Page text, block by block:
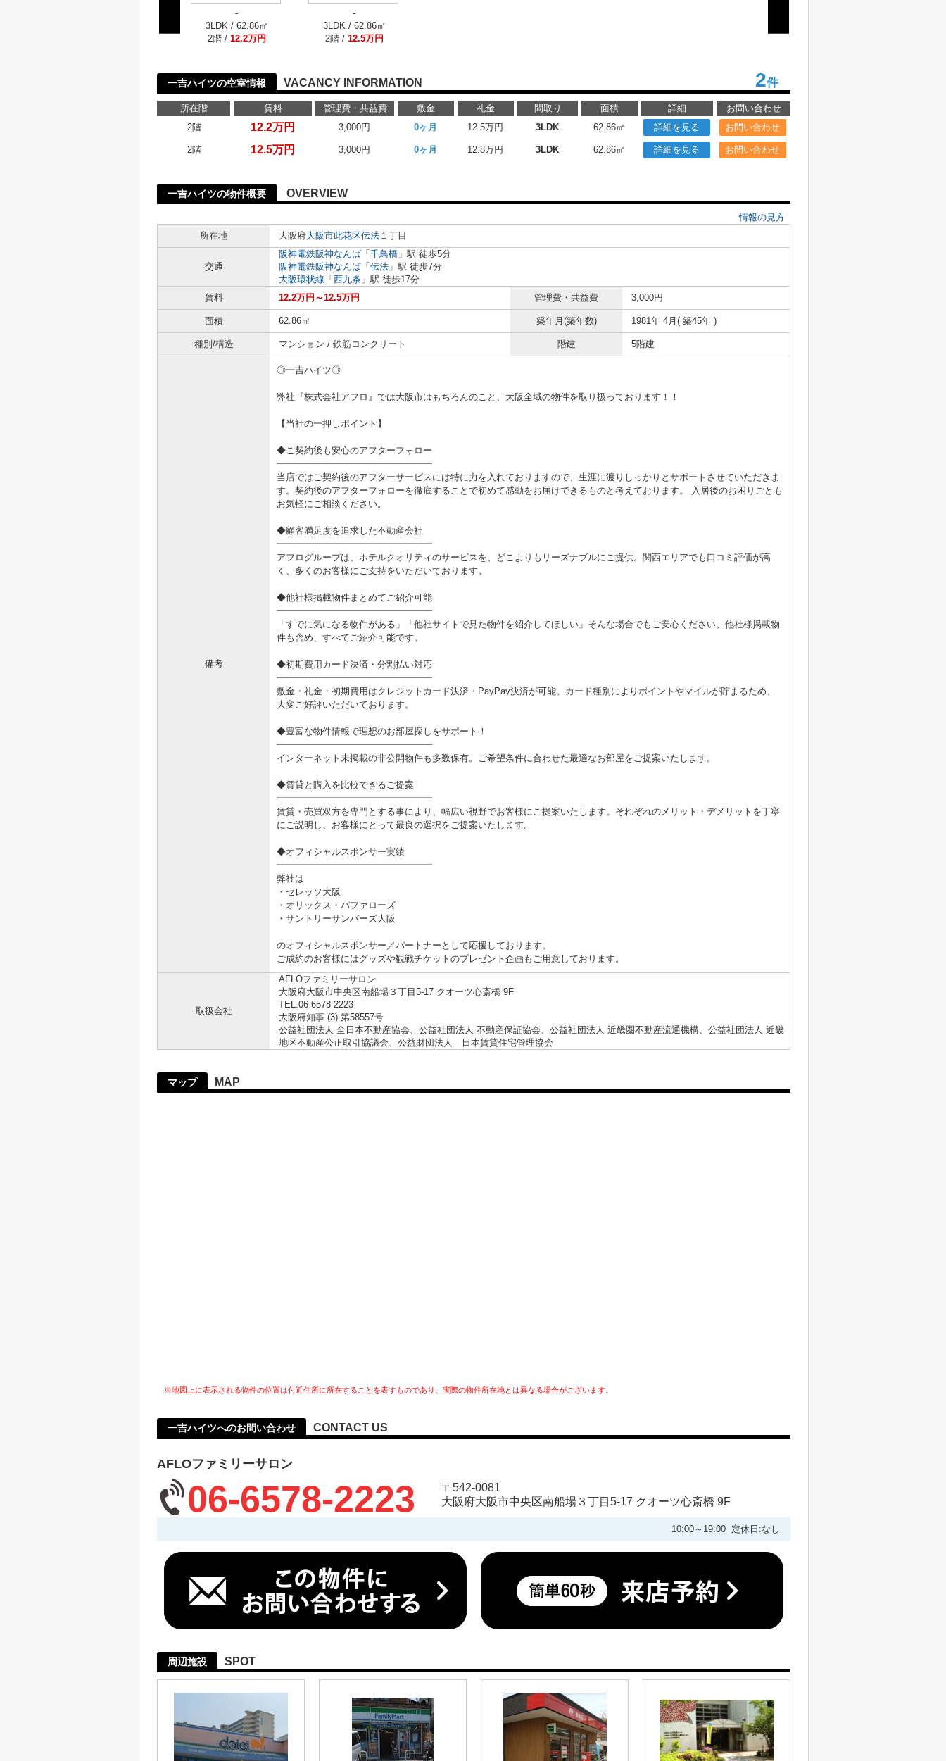
-
3LDK / 62.86㎡
2階 / 12.2万円
-
3LDK / 62.86㎡
2階 / 12.5万円
一吉ハイツの空室情報 VACANCY INFORMATION 2件
所在階 賃料 管理費・共益費 敷金 礼金 間取り 面積 詳細
お問い合わせ
2階
12.2万円 3,000円 0ヶ月 12.5万円 3LDK 62.86㎡ 詳細を見る お問い合わせ
2階 12.5万円 3,000円 0ヶ月 12.8万円 3LDK 62.86㎡ 詳細を見る お問い合わせ
一吉ハイツの物件概要 OVERVIEW
情報の見方
所在地
大阪府大阪市此花区伝法 １丁目
交通
阪神電鉄阪神なんば 「 千鳥橋 」駅 徒歩5分
阪神電鉄阪神なんば 「 伝法 」駅 徒歩7分
大阪環状線 「 西九条 」駅 徒歩17分
賃料
12.2万円～12.5万円 管理費・共益費 3,000円
面積 62.86㎡ 築年月(築年数) 1981年 4月( 築45年 )
種別/構造 マンション / 鉄筋コンクリート 階建 5階建
備考
◎一吉ハイツ◎
弊社『株式会社アフロ』では大阪市はもちろんのこと、大阪全域の物件を取り扱っております！！
【当社の一押しポイント】
◆ご契約後も安心のアフターフォロー
━━━━━━━━━━━━━━━━━
当店ではご契約後のアフターサービスには特に力を入れておりますので、生涯に渡りしっかりとサポートさせていただきま
す。契約後のアフターフォローを徹底することで初めて感動をお届けできるものと考えております。 入居後のお困りごとも
お気軽にご相談ください。
◆顧客満足度を追求した不動産会社
━━━━━━━━━━━━━━━━━
アフログループは、ホテルクオリティのサービスを、どこよりもリーズナブルにご提供。関西エリアでも口コミ評価が高
く、多くのお客様にご支持をいただいております。
◆他社様掲載物件まとめてご紹介可能
━━━━━━━━━━━━━━━━━
「すでに気になる物件がある」「他社サイトで見た物件を紹介してほしい」そんな場合でもご安心ください。他社様掲載物
件も含め、すべてご紹介可能です。
◆初期費用カード決済・分割払い対応
━━━━━━━━━━━━━━━━━
敷金・礼金・初期費用はクレジットカード決済・PayPay決済が可能。カード種別によりポイントやマイルが貯まるため、
大変ご好評いただいております。
◆豊富な物件情報で理想のお部屋探しをサポート！
━━━━━━━━━━━━━━━━━
インターネット未掲載の非公開物件も多数保有。ご希望条件に合わせた最適なお部屋をご提案いたします。
◆賃貸と購入を比較できるご提案
━━━━━━━━━━━━━━━━━
賃貸・売買双方を専門とする事により、幅広い視野でお客様にご提案いたします。それぞれのメリット・デメリットを丁寧
にご説明し、お客様にとって最良の選択をご提案いたします。
◆オフィシャルスポンサー実績
━━━━━━━━━━━━━━━━━
弊社は
・セレッソ大阪
・オリックス・バファローズ
・サントリーサンバーズ大阪
のオフィシャルスポンサー／パートナーとして応援しております。
ご成約のお客様にはグッズや観戦チケットのプレゼント企画もご用意しております。
取扱会社
AFLOファミリーサロン
大阪府大阪市中央区南船場３丁目5-17 クオーツ心斎橋 9F
TEL:06-6578-2223
大阪府知事 (3) 第58557号
公益社団法人 全日本不動産協会、公益社団法人 不動産保証協会、公益社団法人 近畿圏不動産流通機構、公益社団法人 近畿
地区不動産公正取引協議会、公益財団法人 日本賃貸住宅管理協会
マップ MAP
※地図上に表示される物件の位置は付近住所に所在することを表すものであり、実際の物件所在地とは異なる場合がございます。
一吉ハイツへのお問い合わせ CONTACT US
AFLOファミリーサロン
06-6578-2223
〒542-0081
大阪府大阪市中央区南船場３丁目5-17 クオーツ心斎橋 9F
10:00～19:00 定休日:なし
周辺施設 SPOT